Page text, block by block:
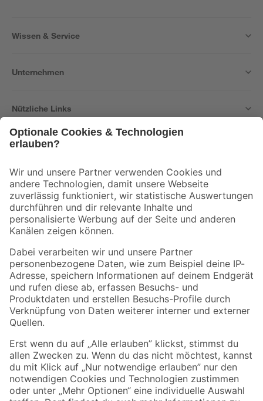
Wissen & Service
Unternehmen
Nützliche Links
Der toom Newsletter: Keine Angebote und Aktionen mehr verpassen!
Zur Newsletter Anmeldung
Folge uns
Zahlungsarten Versandarten
Sicher einkaufen
Jetzt die toom-App herunterladen